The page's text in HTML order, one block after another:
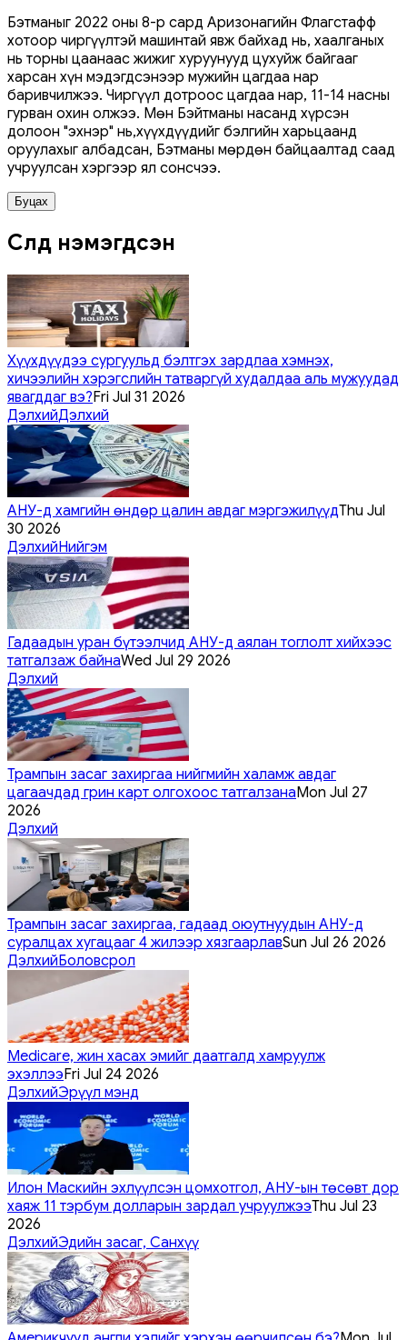
Бэтманыг 2022 оны 8-р сард Аризонагийн Флагстафф
хотоор чиргүүлтэй машинтай явж байхад нь, хаалганых
нь торны цаанаас жижиг хуруунууд цухуйж байгааг
харсан хүн мэдэгдсэнээр мужийн цагдаа нар
баривчилжээ. Чиргүүл дотроос цагдаа нар, 11-14 насны
гурван охин олжээ. Мөн Бэйтманы насанд хүрсэн
долоон "эхнэр" нь,хүүхдүүдийг бэлгийн харьцаанд
оруулахыг албадсан, Бэтманы мөрдөн байцаалтад саад
учруулсан хэргээр ял сонсчээ.
Буцах
Сүүлд нэмэгдсэн
Хүүхдүүдээ сургуульд бэлтгэх зардлаа хэмнэх,
хичээлийн хэрэгслийн татваргүй худалдаа аль мужуудад
явагддаг вэ?Fri Jul 31 2026
ДэлхийДэлхий
АНУ-д хамгийн өндөр цалин авдаг мэргэжилүүдThu Jul
30 2026
ДэлхийНийгэм
Гадаадын уран бүтээлчид АНУ-д аялан тоглолт хийхээс
татгалзаж байнаWed Jul 29 2026
Дэлхий
Трампын засаг захиргаа нийгмийн халамж авдаг
цагаачдад грин карт олгохоос татгалзанаMon Jul 27
2026
Дэлхий
Трампын засаг захиргаа, гадаад оюутнуудын АНУ-д
суралцах хугацааг 4 жилээр хязгаарлавSun Jul 26 2026
ДэлхийБоловсрол
Medicare, жин хасах эмийг даатгалд хамруулж
эхэллээFri Jul 24 2026
ДэлхийЭрүүл мэнд
Илон Маскийн эхлүүлсэн цомхотгол, АНУ-ын төсөвт дор
хаяж 11 тэрбум долларын зардал учруулжээThu Jul 23
2026
ДэлхийЭдийн засаг, Санхүү